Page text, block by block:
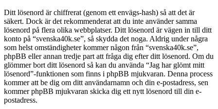
Ditt lösenord är chiffrerat (genom ett envägs-hash) så att det är
säkert. Dock är det rekommenderat att du inte använder samma
lösenord på flera olika webbplatser. Ditt lösenord är vägen in till ditt
konto på “svenska40k.se”, så skydda det noga. Aldrig under några
som helst omständigheter kommer någon från “svenska40k.se”,
phpBB eller annan tredje part att fråga dig efter ditt lösenord. Om du
glömmer bort ditt lösenord så kan du använda “Jag har glömt mitt
lösenord”-funktionen som finns i phpBB mjukvaran. Denna process
kommer att be dig om ditt användarnamn och din e-postadress, sen
kommer phpBB mjukvaran skicka dig ett nytt lösenord till din e-
postadress.